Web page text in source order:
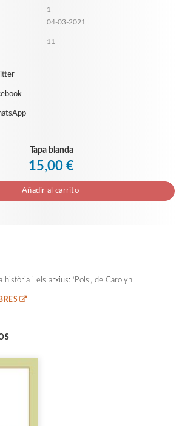
1
04-03-2021
11
Tapa blanda
15,00 €
Añadir al carrito
història i els arxius: ‘Pols’, de Carolyn